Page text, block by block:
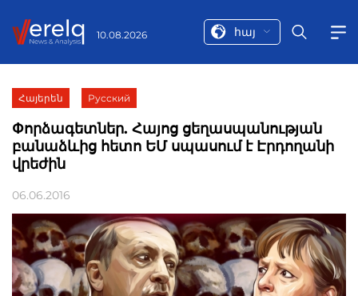
10.08.2026 հայ
Հայերեն Русский
Փորձագետներ. Հայոց ցեղասպանության
բանաձևից հետո ԵՄ սպասում է Էրդողանի
վրեժին
06.06.2016